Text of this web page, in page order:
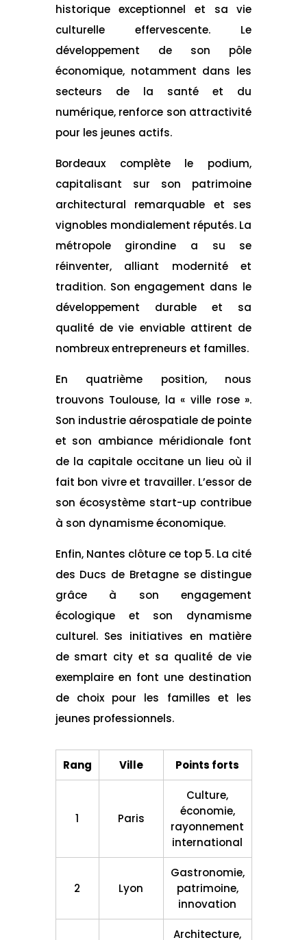
historique exceptionnel et sa vie
culturelle effervescente. Le
développement de son pôle
économique, notamment dans les
secteurs de la santé et du
numérique, renforce son attractivité
pour les jeunes actifs.
Bordeaux complète le podium,
capitalisant sur son patrimoine
architectural remarquable et ses
vignobles mondialement réputés. La
métropole girondine a su se
réinventer, alliant modernité et
tradition. Son engagement dans le
développement durable et sa
qualité de vie enviable attirent de
nombreux entrepreneurs et familles.
En quatrième position, nous
trouvons Toulouse, la « ville rose ».
Son industrie aérospatiale de pointe
et son ambiance méridionale font
de la capitale occitane un lieu où il
fait bon vivre et travailler. L’essor de
son écosystème start-up contribue
à son dynamisme économique.
Enfin, Nantes clôture ce top 5. La cité
des Ducs de Bretagne se distingue
grâce à son engagement
écologique et son dynamisme
culturel. Ses initiatives en matière
de smart city et sa qualité de vie
exemplaire en font une destination
de choix pour les familles et les
jeunes professionnels.
Rang Ville Points forts
1 Paris
Culture,
économie,
rayonnement
international
2 Lyon
Gastronomie,
patrimoine,
innovation
Architecture,